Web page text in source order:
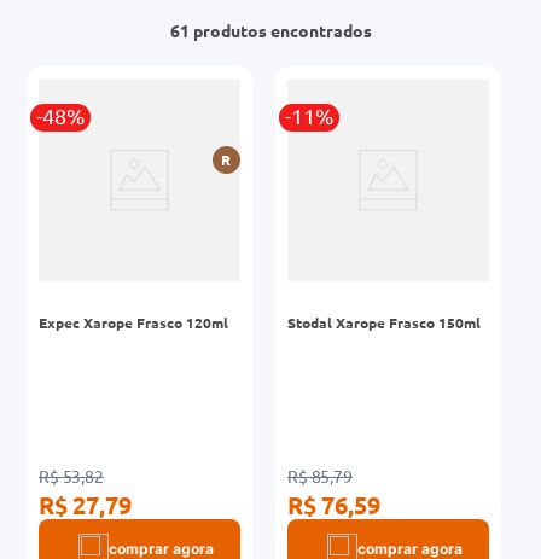
61 produtos
-48%
R
Expec Xarope Frasco 120ml
R$ 53,82
R$ 27,79
comprar agora
-11%
Stodal Xarope Frasco 150ml
R$ 85,79
R$ 76,59
comprar agora